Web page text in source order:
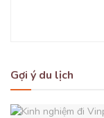
Gợi ý du lịch